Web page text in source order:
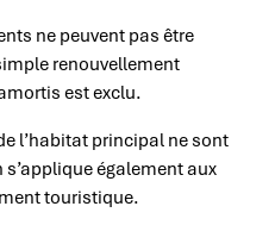
ne peuvent pas être
renouvellement
est exclu.
l’habitat principal ne sont
également aux
touristique.